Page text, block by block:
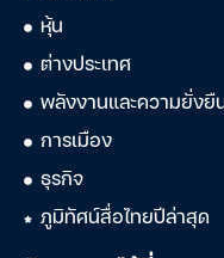
หุ้น
ต่างประเทศ
พลังงานและความยั่งยืน
การเมือง
ธุรกิจ
ภูมิทัศน์สื่อไทยปีล่าสุด